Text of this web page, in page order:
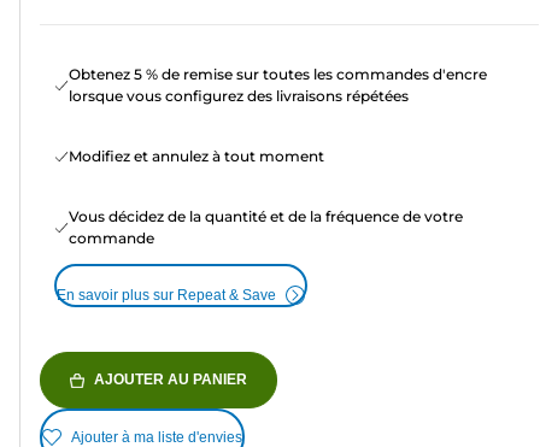
Obtenez 5 % de remise sur toutes les commandes d'encre
lorsque vous configurez des livraisons répétées
Modifiez et annulez à tout moment
Vous décidez de la quantité et de la fréquence de votre
commande
En savoir plus sur Repeat & Save
AJOUTER AU PANIER
Ajouter à ma liste d'envies